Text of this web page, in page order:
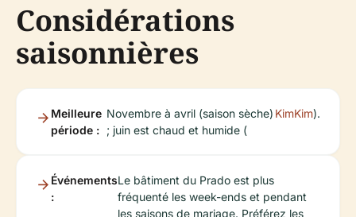
Considérations
saisonnières
Meilleure
période :
Novembre à avril (saison sèche)
; juin est chaud et humide (
KimKim).
Événements
:
Le bâtiment du Prado est plus
fréquenté les week-ends et pendant
les saisons de mariage. Préférez les